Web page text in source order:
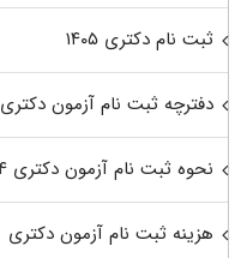
ثبت نام دکتری ۱۴۰۵
دفترچه ثبت نام آزمون دکتری ۱۴۰۴
نحوه ثبت نام آزمون دکتری ۱۴۰۴
هزینه ثبت نام آزمون دکتری